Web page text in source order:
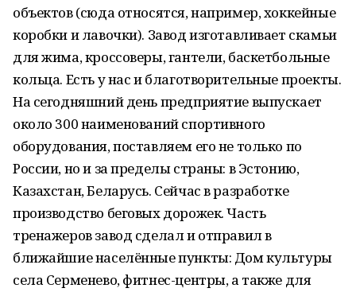
объектов (сюда относятся, например, хоккейные
коробки и лавочки). Завод изготавливает скамьи
для жима, кроссоверы, гантели, баскетбольные
кольца. Есть у нас и благотворительные проекты.
На сегодняшний день предприятие выпускает
около 300 наименований спортивного
оборудования, поставляем его не только по
России, но и за пределы страны: в Эстонию,
Казахстан, Беларусь. Сейчас в разработке
производство беговых дорожек. Часть
тренажеров завод сделал и отправил в
ближайшие населённые пункты: Дом культуры
села Серменево, фитнес-центры, а также для